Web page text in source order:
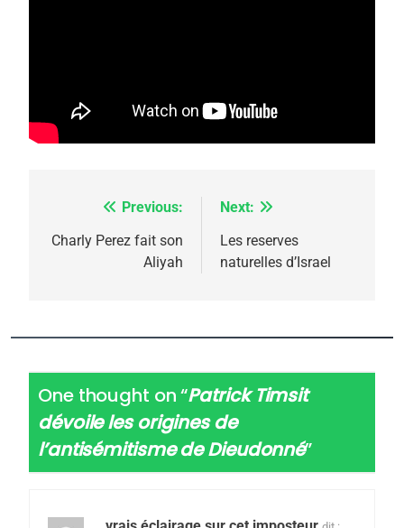
Navigation
de
Previous:
Charly Perez fait son
Aliyah
Next:
Les reserves
naturelles d’Israel
One thought on “Patrick Timsit
dévoile les origines de
l’antisémitisme de Dieudonné”